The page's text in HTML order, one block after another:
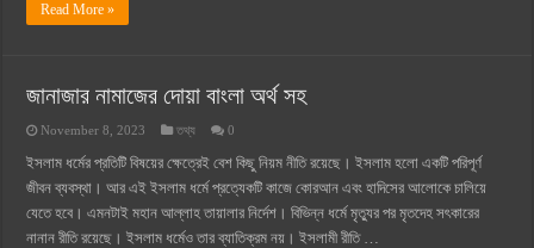
Read More »
জানাজার নামাজের দোয়া বাংলা অর্থ সহ
November 8, 2023 তথ্য 0
ইসলাম ধর্মের প্রতিটি বিষয়ের ক্ষেত্রেই বেশ কিছু নিয়ম নীতি রয়েছে। ইসলাম হলো একটি পরিপূর্ণ
জীবন ব্যবস্থা। আর এই ইসলাম ধর্মে প্রত্যেকটি কাজে কোরআন এবং হাদিসের আলোকে চালিয়ে
যেতে হবে। এমনটাই মহান আল্লাহ তায়ালার নির্দেশ। বিভিন্ন ধর্মে মৃত্যুর পর মৃতদেহ সৎকারের
নানান রীতি রয়েছে। ইসলাম ধর্মেও তার ব্যাতিক্রম নয়। ইসলামী রীতি …